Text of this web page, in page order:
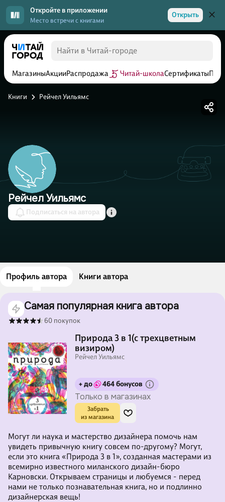
Откройте в приложении
Место встречи с книгами
Открыть
МагазиныАкцииРаспродажа Читай-школаСертификаты
Книги Рейчел Уильямс
Рейчел Уильямс
Подписаться на автора
Профиль автора Книги автора
Самая популярная книга автора
60 покупок
Природа 3 в 1(с трехцветным
визиром)
Рейчел Уильямс
+ до 464 бонусов
Только в магазинах
Забрать
из магазина
Могут ли наука и мастерство дизайнера помочь нам
увидеть привычную книгу совсем по-другому? Могут,
если это книга «Природа 3 в 1», созданная мастерами из
всемирно известного миланского дизайн-бюро
Карновски. Открываем страницы и любуемся - перед
нами не только познавательная книга, но и подлинно
дизайнерская вещь!